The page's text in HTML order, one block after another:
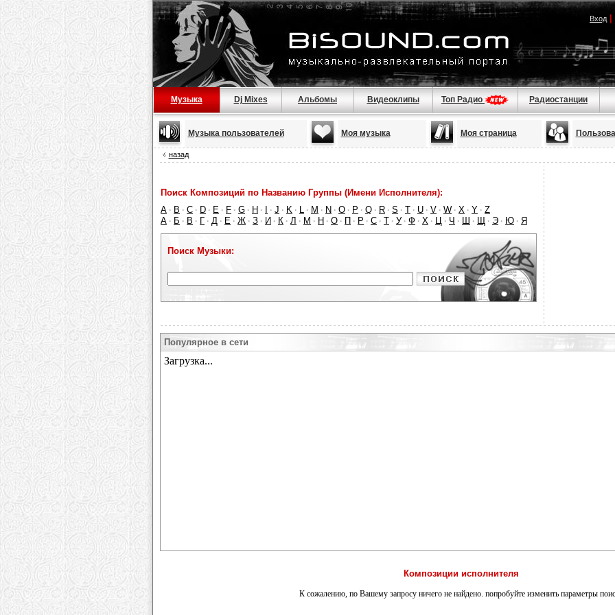
Вход|
Музыка Dj Mixes Альбомы Видеоклипы Топ Радио Радиостанции
Музыка пользователей Моя музыка Моя страница
назад
Поиск Композиций по Названию Группы (Имени Исполнителя):
A · B · C · D · E · F · G · H · · J · K · L · M · N · O · P · Q · R · S · T · U · V · W · X · Y · Z
А · Б · В · Г · Д · Е · Ж · З · И · К · Л · М · Н · О · П · Р · С · Т · У · Ф · Х · Ц · Ч · Ш · Щ · Э · Ю · Я
Поиск Музыки:
Популярное в сети
Композиции исполнителя
К сожалению, по Вашему запросу ничего не найдено. попробуйте изменить параметры